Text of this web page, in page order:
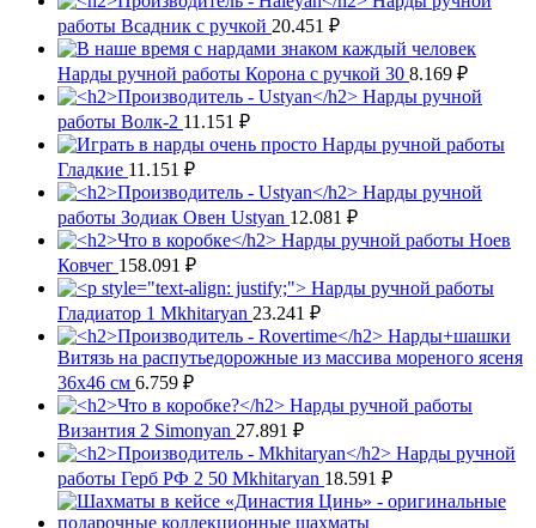
работы Всадник с ручкой 20.451 ₽
Нарды ручной работы Корона с ручкой 30 8.169 ₽
Нарды ручной
работы Волк-2 11.151 ₽
Нарды ручной работы
Гладкие 11.151 ₽
Нарды ручной
работы Зодиак Овен Ustyan 12.081 ₽
Нарды ручной работы Ноев
Ковчег 158.091 ₽
Нарды ручной работы
Гладиатор 1 Mkhitaryan 23.241 ₽
Нарды+шашки
Витязь на распутьедорожные из массива мореного ясеня
36x46 см 6.759 ₽
Нарды ручной работы
Византия 2 Simonyan 27.891 ₽
Нарды ручной
работы Герб РФ 2 50 Mkhitaryan 18.591 ₽